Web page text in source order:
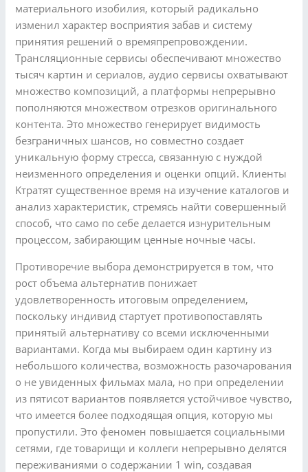
материального изобилия, который радикально
изменил характер восприятия забав и систему
принятия решений о времяпрепровождении.
Трансляционные сервисы обеспечивают множество
тысяч картин и сериалов, аудио сервисы охватывают
множество композиций, а платформы непрерывно
пополняются множеством отрезков оригинального
контента. Это множество генерирует видимость
безграничных шансов, но совместно создает
уникальную форму стресса, связанную с нуждой
неизменного определения и оценки опций. Клиенты
Kтратят существенное время на изучение каталогов и
анализ характеристик, стремясь найти совершенный
способ, что само по себе делается изнурительным
процессом, забирающим ценные ночные часы.
Противоречие выбора демонстрируется в том, что
рост объема альтернатив понижает
удовлетворенность итоговым определением,
поскольку индивид стартует противопоставлять
принятый альтернативу со всеми исключенными
вариантами. Когда мы выбираем один картину из
небольшого количества, возможность разочарования
о не увиденных фильмах мала, но при определении
из пятисот вариантов появляется устойчивое чувство,
что имеется более подходящая опция, которую мы
пропустили. Это феномен повышается социальными
сетями, где товарищи и коллеги непрерывно делятся
переживаниями о содержании 1 win, создавая